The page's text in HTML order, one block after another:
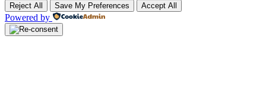
Reject All Save My Preferences Accept All
Powered by